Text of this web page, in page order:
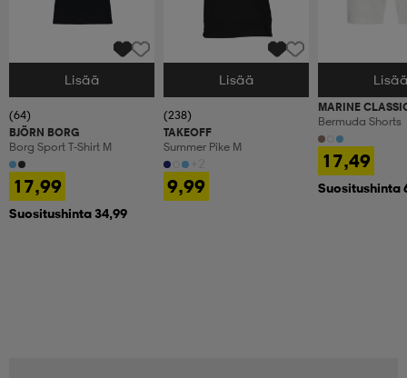
Valitse Koko
Lisää
(64)
BJÖRN BORG
Borg Sport T-Shirt M
17,99
Suositushinta 34,99
Valitse Koko
Lisää
(238)
TAKEOFF
Summer Pike M
9,99
Valitse Koko
MARINE
Bermuda Shorts
17,49
Suositushinta